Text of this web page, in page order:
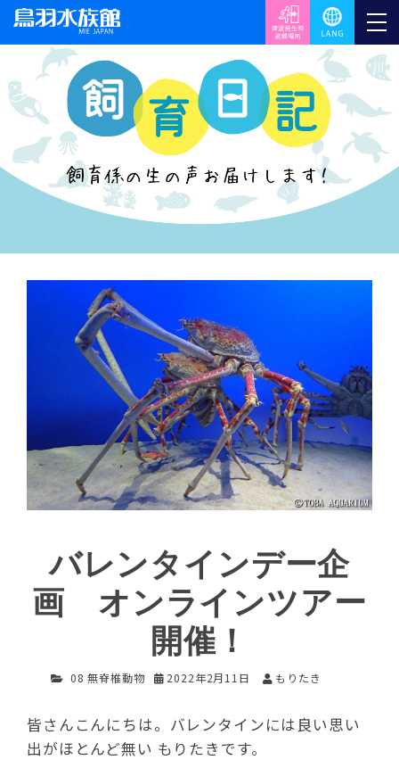
バレンタインデー企
画 オンラインツアー
開催！
08 無脊椎動物 2022年2月11日 もりたき
皆さんこんにちは。バレンタインには良い思い
出がほとんど無い もりたきです。